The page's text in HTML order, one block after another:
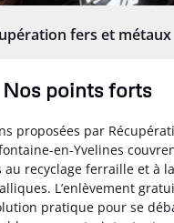
fers et métaux
Nos points forts
proposées par
en-Yvelines
au recyclage ferraille et à
L’enlèvement
pratique pour se